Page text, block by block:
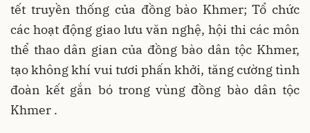
tết truyền thống của đồng bào Khmer; Tổ chức
các hoạt động giao lưu văn nghệ, hội thi các môn
thể thao dân gian của đồng bào dân tộc Khmer,
tạo không khí vui tươi phấn khởi, tăng cường tình
đoàn kết gắn bó trong vùng đồng bào dân tộc
Khmer .